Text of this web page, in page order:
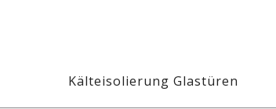
Kälteisolierung Glastüren